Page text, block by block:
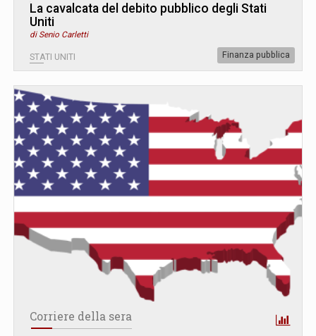
La cavalcata del debito pubblico degli Stati
Uniti
di Senio Carletti
STATI UNITI Finanza pubblica
Corriere della sera